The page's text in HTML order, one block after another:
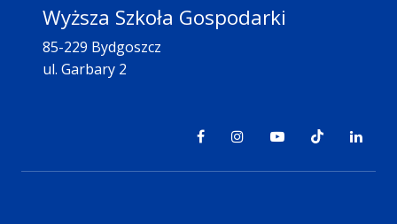
Wyższa Szkoła Gospodarki
85-229 Bydgoszcz
ul. Garbary 2